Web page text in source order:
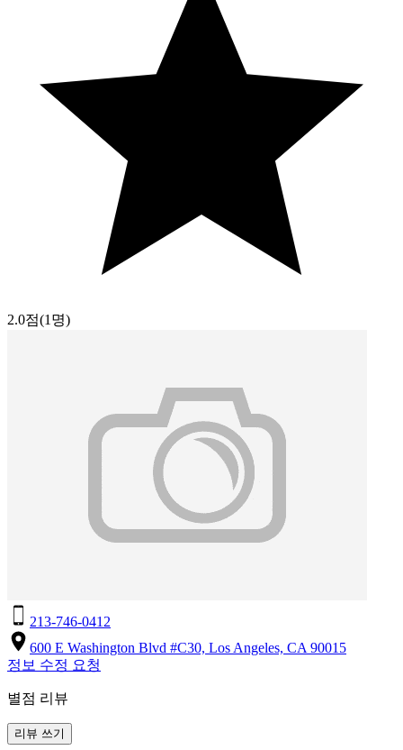
2.0점(1명)
213-746-0412
600 E Washington Blvd #C30, Los Angeles, CA 90015
정보 수정 요청
별점 리뷰
리뷰 쓰기